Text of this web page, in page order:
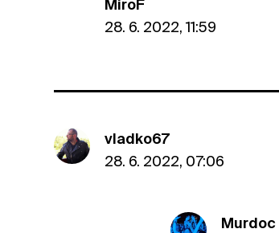
MiroF
28. 6. 2022, 11:59
vladko67
28. 6. 2022, 07:06
Murdoc